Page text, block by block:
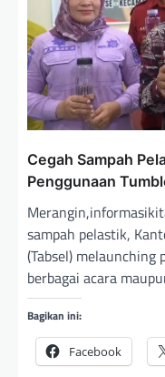
Cegah Sampah
Penggunaan
sampah pelastik,
(Tabsel) melaunching
berbagai acara
Bagikan ini:
Facebook